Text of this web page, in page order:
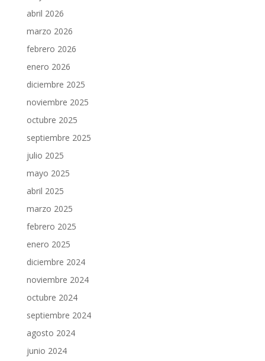
abril 2026
marzo 2026
febrero 2026
enero 2026
diciembre 2025
noviembre 2025
octubre 2025
septiembre 2025
julio 2025
mayo 2025
abril 2025
marzo 2025
febrero 2025
enero 2025
diciembre 2024
noviembre 2024
octubre 2024
septiembre 2024
agosto 2024
junio 2024